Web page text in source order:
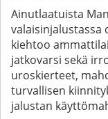
Ainutlaatuista
valaisinjalustassa
kiehtoo
jatkovarsi sekä
uroskierteet,
turvallisen
jalustan